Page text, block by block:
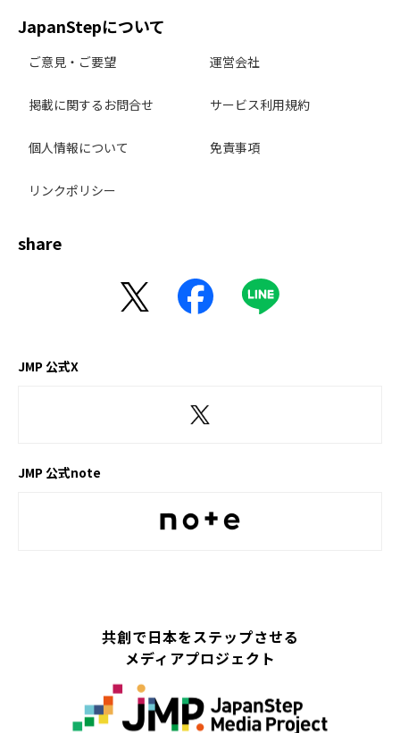
JapanStepについて
ご意見・ご要望 運営会社
掲載に関するお問合せ サービス利用規約
個人情報について 免責事項
リンクポリシー
share
JMP 公式X
JMP 公式note
共創で日本をステップさせる
メディアプロジェクト